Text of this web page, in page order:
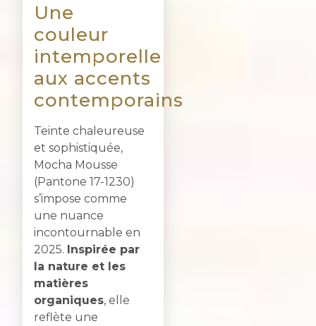
Une
couleur
intemporelle
aux accents
contemporains
Teinte chaleureuse
et sophistiquée,
Mocha Mousse
(Pantone 17-1230)
s’impose comme
une nuance
incontournable en
2025. Inspirée par
la nature et les
matières
organiques, elle
reflète une